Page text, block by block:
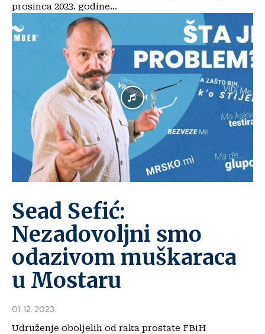
prosinca 2023. godine...
Sead Sefić:
Nezadovoljni smo
odazivom muškaraca
u Mostaru
01. 12. 2023.
Udruženje oboljelih od raka prostate FBiH